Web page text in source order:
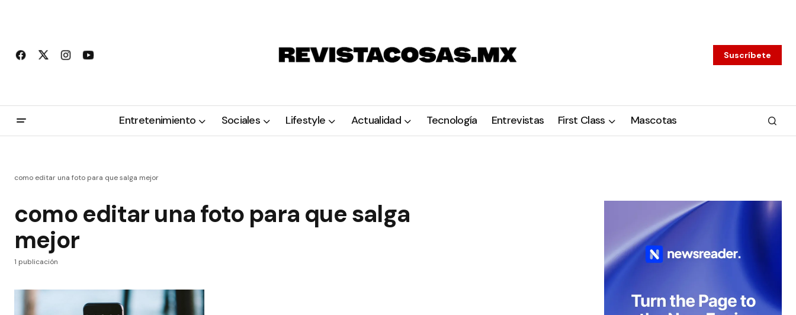
Suscríbete
Entretenimiento Sociales Lifestyle Actualidad Tecnología Entrevistas First Class Mascotas
como editar una foto para que salga mejor
como editar una foto para que salga
mejor
1 publicación